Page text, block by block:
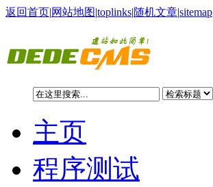
返回首页|网站地图|toplinks|随机文章|sitemap
主页
程序测试